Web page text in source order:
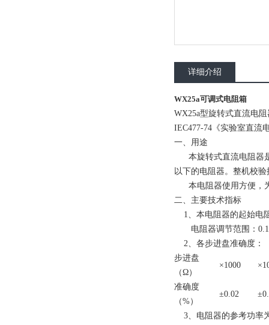
详细介绍
WX25a可调式电阻箱
WX25a型旋转式直流电
IEC477-74《实验室直流
一、用途
本旋转式直流电阻器是
以下的电阻器。整机校
本电阻器使用方便，
二、主要技术指标
1、本电阻器的起始电
电阻器调节范围：0.1
2、各步进盘准确度：
步进盘
（Ω）
×1000
准确度
（%）
±0.02
3、电阻器的参考功率